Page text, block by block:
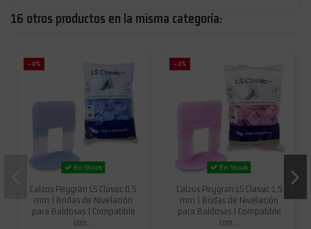
16 otros productos en la misma categoría:
-4%
En Stock
Calzos Peygran LS Classic 0,5
mm | Bridas de Nivelación
para Baldosas | Compatible
con...
-4%
En Stock
Calzos Peygran LS Classic 1,5
mm | Bridas de Nivelación
para Baldosas | Compatible
con...